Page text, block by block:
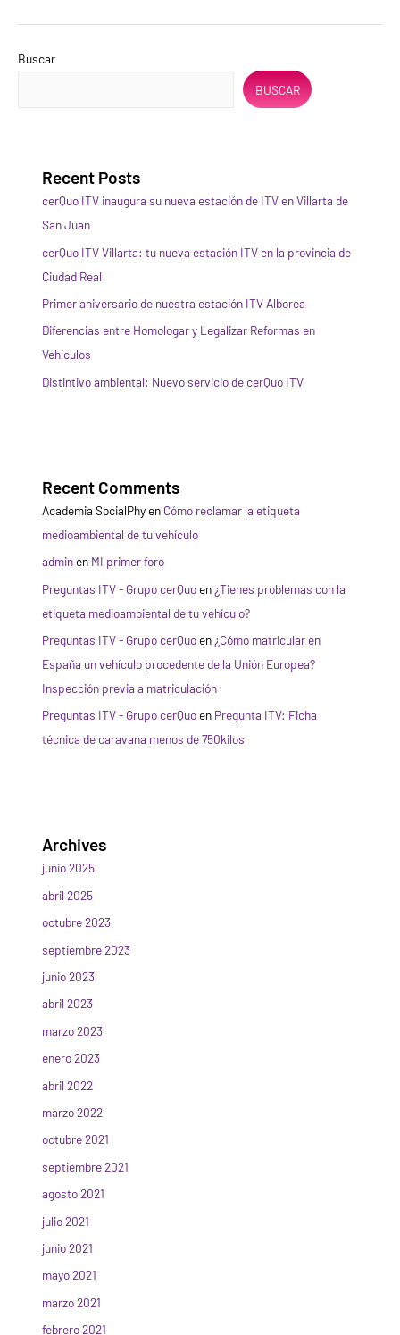
pueden
bombillas
Buscar
BUSCAR
Recent Posts
cerQuo ITV inaugura su nueva estación de ITV en Villarta de
San Juan
cerQuo ITV Villarta: tu nueva estación ITV en la provincia de
Ciudad Real
Primer aniversario de nuestra estación ITV Alborea
Diferencias entre Homologar y Legalizar Reformas en
Vehículos
Distintivo ambiental: Nuevo servicio de cerQuo ITV
Recent Comments
Academia SocialPhyen Cómo reclamar la etiqueta
medioambiental de tu vehículo
adminen MI primer foro
Preguntas ITV - Grupo cerQuoen ¿Tienes problemas con la
etiqueta medioambiental de tu vehículo?
Preguntas ITV - Grupo cerQuoen ¿Cómo matricular en
España un vehículo procedente de la Unión Europea?
Inspección previa a matriculación
Preguntas ITV - Grupo cerQuoen Pregunta ITV: Ficha
técnica de caravana menos de 750kilos
Archives
junio 2025
abril 2025
octubre 2023
septiembre 2023
junio 2023
abril 2023
marzo 2023
enero 2023
abril 2022
marzo 2022
octubre 2021
septiembre 2021
agosto 2021
julio 2021
junio 2021
mayo 2021
marzo 2021
febrero 2021